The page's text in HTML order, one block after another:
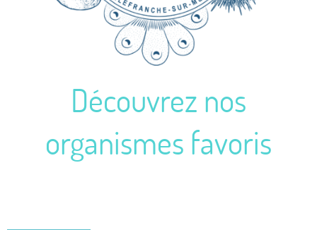
Découvrez nos
organismes favoris